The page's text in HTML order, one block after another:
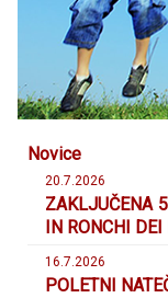
Novice
20.7.2026
ZAKLJUČENA
IN RONCHI DEI
16.7.2026
POLETNI